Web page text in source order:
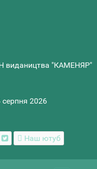
видаництва "КАМЕНЯР"
серпня 2026
Наш ютуб